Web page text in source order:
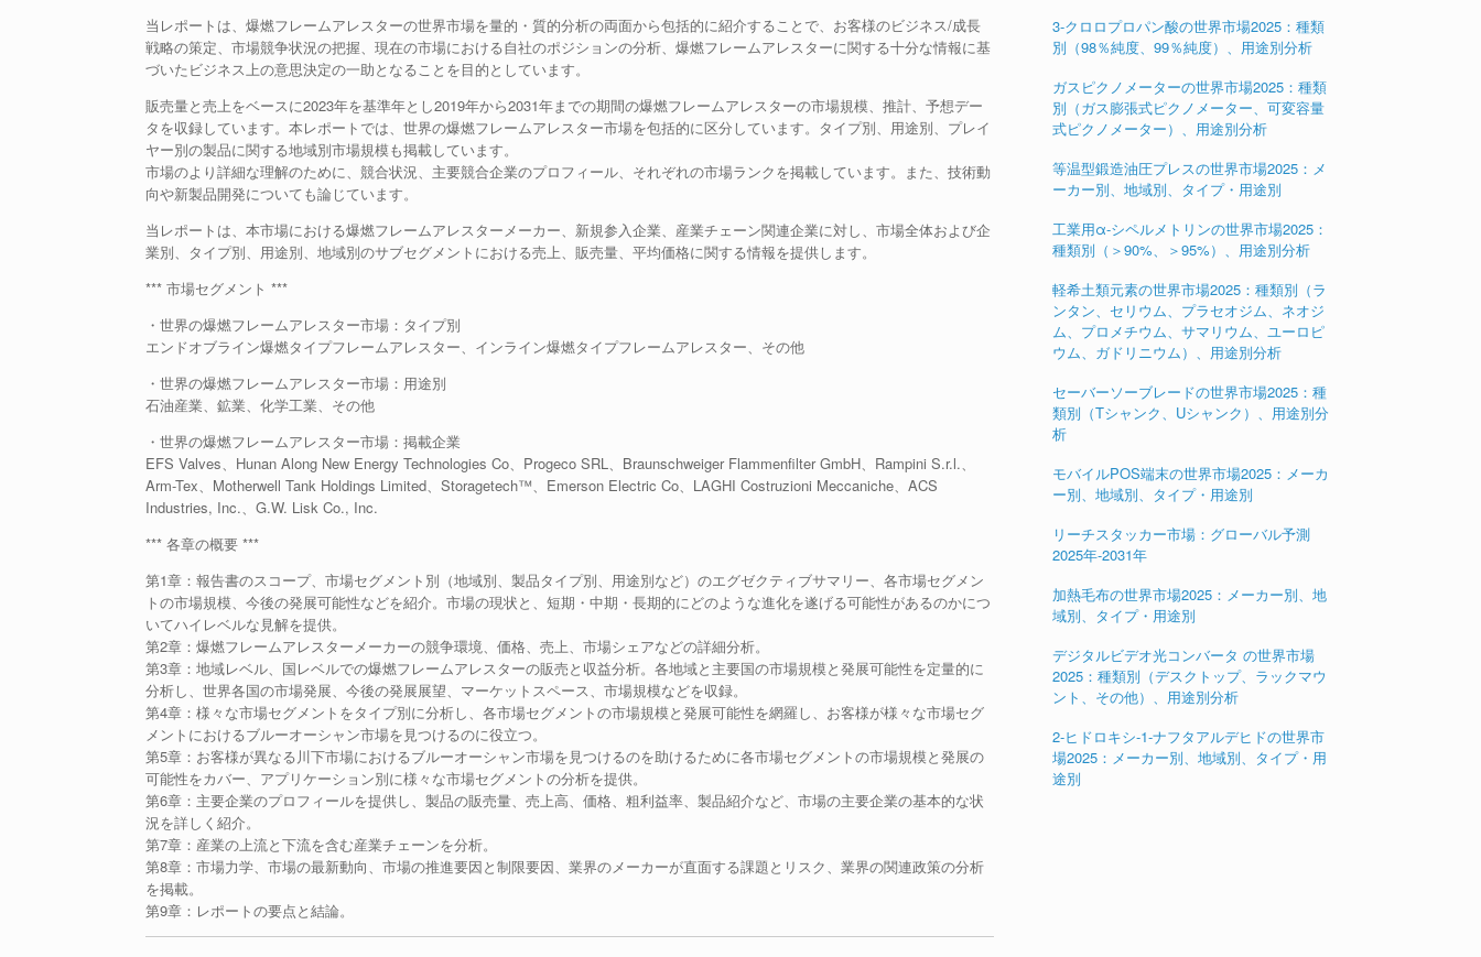
当レポートは、爆燃フレームアレスターの世界市場を量的・質的分析の両面から包括的に紹介することで、お客様のビジネス/成長
戦略の策定、市場競争状況の把握、現在の市場における自社のポジションの分析、爆燃フレームアレスターに関する十分な情報に基
づいたビジネス上の意思決定の一助となることを目的としています。
販売量と売上をベースに2023年を基準年とし2019年から2031年までの期間の爆燃フレームアレスターの市場規模、推計、予想デー
タを収録しています。本レポートでは、世界の爆燃フレームアレスター市場を包括的に区分しています。タイプ別、用途別、プレイ
ヤー別の製品に関する地域別市場規模も掲載しています。
市場のより詳細な理解のために、競合状況、主要競合企業のプロフィール、それぞれの市場ランクを掲載しています。また、技術動
向や新製品開発についても論じています。
当レポートは、本市場における爆燃フレームアレスターメーカー、新規参入企業、産業チェーン関連企業に対し、市場全体および企
業別、タイプ別、用途別、地域別のサブセグメントにおける売上、販売量、平均価格に関する情報を提供します。
*** 市場セグメント ***
・世界の爆燃フレームアレスター市場：タイプ別
エンドオブライン爆燃タイプフレームアレスター、インライン爆燃タイプフレームアレスター、その他
・世界の爆燃フレームアレスター市場：用途別
石油産業、鉱業、化学工業、その他
・世界の爆燃フレームアレスター市場：掲載企業
EFS Valves、Hunan Along New Energy Technologies Co、Progeco SRL、Braunschweiger Flammenfilter GmbH、Rampini S.r.l.、
Arm-Tex、Motherwell Tank Holdings Limited、Storagetech™、Emerson Electric Co、LAGHI Costruzioni Meccaniche、ACS
Industries, Inc.、G.W. Lisk Co., Inc.
*** 各章の概要 ***
第1章：報告書のスコープ、市場セグメント別（地域別、製品タイプ別、用途別など）のエグゼクティブサマリー、各市場セグメン
トの市場規模、今後の発展可能性などを紹介。市場の現状と、短期・中期・長期的にどのような進化を遂げる可能性があるのかにつ
いてハイレベルな見解を提供。
第2章：爆燃フレームアレスターメーカーの競争環境、価格、売上、市場シェアなどの詳細分析。
第3章：地域レベル、国レベルでの爆燃フレームアレスターの販売と収益分析。各地域と主要国の市場規模と発展可能性を定量的に
分析し、世界各国の市場発展、今後の発展展望、マーケットスペース、市場規模などを収録。
第4章：様々な市場セグメントをタイプ別に分析し、各市場セグメントの市場規模と発展可能性を網羅し、お客様が様々な市場セグ
メントにおけるブルーオーシャン市場を見つけるのに役立つ。
第5章：お客様が異なる川下市場におけるブルーオーシャン市場を見つけるのを助けるために各市場セグメントの市場規模と発展の
可能性をカバー、アプリケーション別に様々な市場セグメントの分析を提供。
第6章：主要企業のプロフィールを提供し、製品の販売量、売上高、価格、粗利益率、製品紹介など、市場の主要企業の基本的な状
況を詳しく紹介。
第7章：産業の上流と下流を含む産業チェーンを分析。
第8章：市場力学、市場の最新動向、市場の推進要因と制限要因、業界のメーカーが直面する課題とリスク、業界の関連政策の分析
を掲載。
第9章：レポートの要点と結論。
3-クロロプロパン酸の世界市場2025：種類
別（98％純度、99％純度）、用途別分析
ガスピクノメーターの世界市場2025：種類
別（ガス膨張式ピクノメーター、可変容量
式ピクノメーター）、用途別分析
等温型鍛造油圧プレスの世界市場2025：メ
ーカー別、地域別、タイプ・用途別
工業用α-シペルメトリンの世界市場2025：
種類別（＞90%、＞95%）、用途別分析
軽希土類元素の世界市場2025：種類別（ラ
ンタン、セリウム、プラセオジム、ネオジ
ム、プロメチウム、サマリウム、ユーロピ
ウム、ガドリニウム）、用途別分析
セーバーソーブレードの世界市場2025：種
類別（Tシャンク、Uシャンク）、用途別分
析
モバイルPOS端末の世界市場2025：メーカ
ー別、地域別、タイプ・用途別
リーチスタッカー市場：グローバル予測
2025年-2031年
加熱毛布の世界市場2025：メーカー別、地
域別、タイプ・用途別
デジタルビデオ光コンバータ の世界市場
2025：種類別（デスクトップ、ラックマウ
ント、その他）、用途別分析
2-ヒドロキシ-1-ナフタアルデヒドの世界市
場2025：メーカー別、地域別、タイプ・用
途別